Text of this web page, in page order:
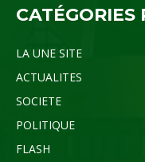
CATÉGORIES
LA UNE SITE
ACTUALITES
SOCIETE
POLITIQUE
FLASH